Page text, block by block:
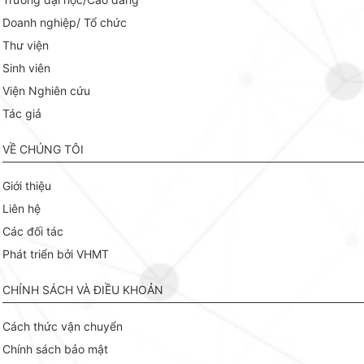
Doanh nghiệp/ Tổ chức
Thư viện
Sinh viên
Viện Nghiên cứu
Tác giả
VỀ CHÚNG TÔI
Giới thiệu
Liên hệ
Các đối tác
Phát triển bởi VHMT
CHÍNH SÁCH VÀ ĐIỀU KHOẢN
Cách thức vận chuyển
Chính sách bảo mật